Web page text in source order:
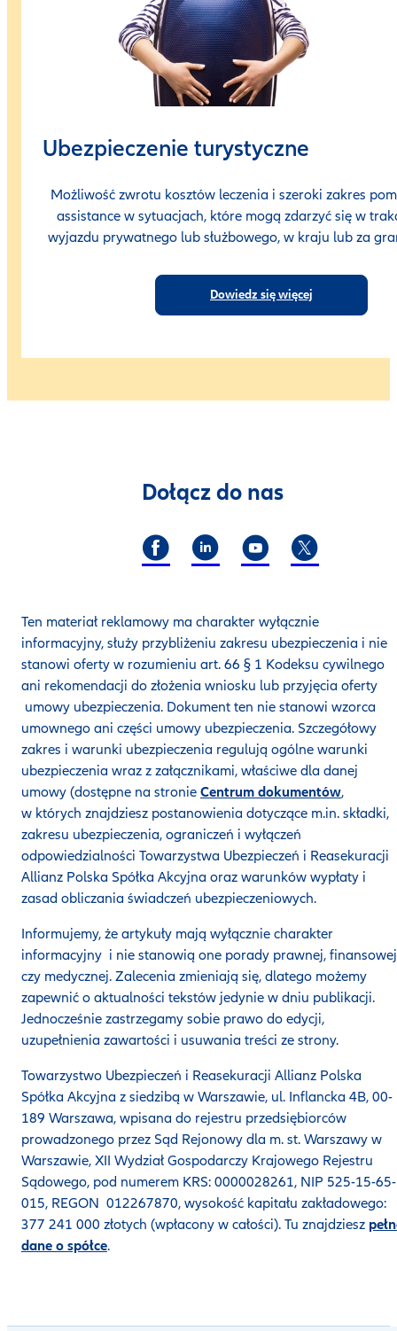
Ubezpieczenie turystyczne
Możliwość zwrotu kosztów leczenia i szeroki zakres
assistance w sytuacjach, które mogą zdarzyć się w
wyjazdu prywatnego lub służbowego, w kraju lub za
Dowiedz się więcej
Dołącz do nas
Ten materiał reklamowy ma charakter wyłącznie
informacyjny, służy przybliżeniu zakresu ubezpieczenia i nie
stanowi oferty w rozumieniu art. 66 § 1 Kodeksu cywilnego
ani rekomendacji do złożenia wniosku lub przyjęcia oferty
umowy ubezpieczenia. Dokument ten nie stanowi wzorca
umownego ani części umowy ubezpieczenia. Szczegółowy
zakres i warunki ubezpieczenia regulują ogólne warunki
ubezpieczenia wraz z załącznikami, właściwe dla danej
umowy (dostępne na stronie Centrum dokumentów,
w których znajdziesz postanowienia dotyczące m.in. składki,
zakresu ubezpieczenia, ograniczeń i wyłączeń
odpowiedzialności Towarzystwa Ubezpieczeń i Reasekuracji
Allianz Polska Spółka Akcyjna oraz warunków wypłaty i
zasad obliczania świadczeń ubezpieczeniowych.
Informujemy, że artykuły mają wyłącznie charakter
informacyjny i nie stanowią one porady prawnej, finansowej
czy medycznej. Zalecenia zmieniają się, dlatego możemy
zapewnić o aktualności tekstów jedynie w dniu publikacji.
Jednocześnie zastrzegamy sobie prawo do edycji,
uzupełnienia zawartości i usuwania treści ze strony.
Towarzystwo Ubezpieczeń i Reasekuracji Allianz Polska
Spółka Akcyjna z siedzibą w Warszawie, ul. Inflancka 4B, 00-
189 Warszawa, wpisana do rejestru przedsiębiorców
prowadzonego przez Sąd Rejonowy dla m. st. Warszawy w
Warszawie, XII Wydział Gospodarczy Krajowego Rejestru
Sądowego, pod numerem KRS: 0000028261, NIP 525-15-65-
015, REGON 012267870, wysokość kapitału zakładowego:
377 241 000 złotych (wpłacony w całości). Tu znajdziesz
dane o spółce.